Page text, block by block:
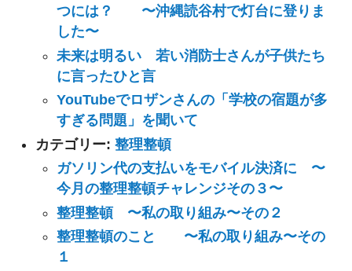
つには？ 〜沖縄読谷村で灯台に登りま
した〜
未来は明るい 若い消防士さんが子供たち
に言ったひと言
YouTubeでロザンさんの「学校の宿題が多
すぎる問題」を聞いて
カテゴリー: 整理整頓
ガソリン代の支払いをモバイル決済に 〜
今月の整理整頓チャレンジその３〜
整理整頓 〜私の取り組み〜その２
整理整頓のこと 〜私の取り組み〜その
１